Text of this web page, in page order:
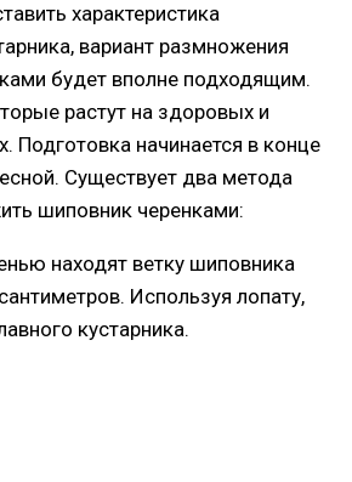
характеристика
вариант размножения
будет вполне подходящим.
растут на здоровых и
Подготовка начинается в конце
Существует два метода
шиповник черенками:
находят ветку шиповника
Используя лопату,
кустарника.